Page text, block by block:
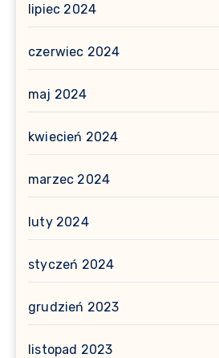
lipiec 2024
czerwiec 2024
maj 2024
kwiecień 2024
marzec 2024
luty 2024
styczeń 2024
grudzień 2023
listopad 2023